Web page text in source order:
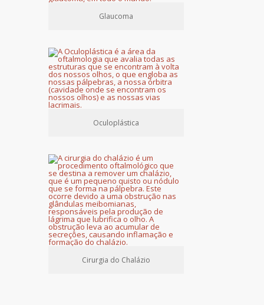
Glaucoma
Oculoplástica
Cirurgia do Chalázio